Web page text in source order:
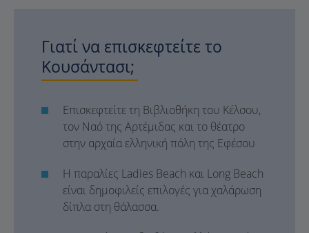
Γιατί να επισκεφτείτε το
Κουσάντασι;
Επισκεφτείτε τη Βιβλιοθήκη του Κέλσου,
τον Ναό της Αρτέμιδας και το θέατρο
στην αρχαία ελληνική πόλη της Εφέσου
Η παραλίες Ladies Beach και Long Beach
είναι δημοφιλείς επιλογές για χαλάρωση
δίπλα στη θάλασσα.